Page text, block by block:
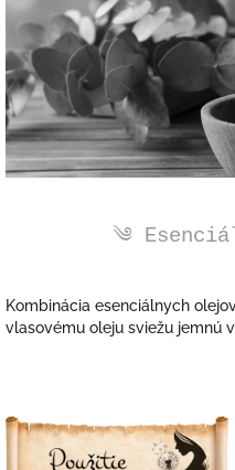
༄
Kombinácia esenciálnych
vlasovému oleju sviežu jemnú